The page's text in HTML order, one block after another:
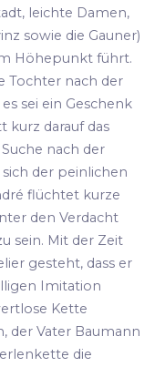
leichte Damen,
sowie die Gauner)
Höhepunkt führt.
Tochter nach der
sei ein Geschenk
kurz darauf das
nach der
der peinlichen
flüchtet kurze
den Verdacht
sein. Mit der Zeit
gesteht, dass er
Imitation
Kette
der Vater Baumann
die